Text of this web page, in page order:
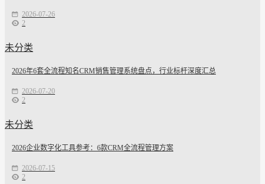
2026-07-26
2
未分类
2026年6套全流程知名CRM销售管理系统盘点，行业标杆深度汇总
2026-07-20
2
未分类
2026企业数字化工具参考：6款CRM全流程管理方案
2026-07-15
2